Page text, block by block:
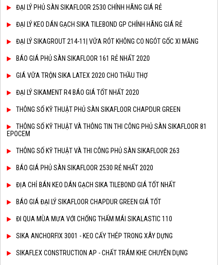
ĐẠI LÝ PHỦ SÀN SIKAFLOOR 2530 CHÍNH HÃNG GIÁ RẺ
ĐẠI LÝ KEO DÁN GẠCH SIKA TILEBOND GP CHÍNH HÃNG GIÁ RẺ
ĐẠI LÝ SIKAGROUT 214-11| VỮA RÓT KHÔNG CO NGÓT GỐC XI MĂNG
BÁO GIÁ PHỦ SÀN SIKAFLOOR 161 RẺ NHẤT 2020
GIÁ VỮA TRỘN SIKA LATEX 2020 CHO THẦU THỢ
ĐẠI LÝ SIKAMENT R4 BÁO GIÁ TỐT NHẤT 2020
THÔNG SỐ KỸ THUẬT PHỦ SÀN SIKAFLOOR CHAPDUR GREEN
THÔNG SỐ KỸ THUẬT VÀ THÔNG TIN THI CÔNG PHỦ SÀN SIKAFLOOR 81
EPOCEM
THÔNG SỐ KỸ THUẬT VÀ THI CÔNG PHỦ SÀN SIKAFLOOR 263
BÁO GIÁ PHỦ SÀN SIKAFLOOR 2530 RẺ NHẤT 2020
ĐỊA CHỈ BÁN KEO DÁN GẠCH SIKA TILEBOND GIÁ TỐT NHẤT
BÁO GIÁ ĐẠI LÝ SIKAFLOOR CHAPDUR GREEN GIÁ TỐT
ĐI QUA MÙA MƯA VỚI CHỐNG THẤM MÁI SIKALASTIC 110
SIKA ANCHORFIX 3001 - KEO CẤY THÉP TRONG XÂY DỰNG
SIKAFLEX CONSTRUCTION AP - CHẤT TRÁM KHE CHUYÊN DỤNG